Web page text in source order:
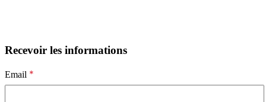
Recevoir les informations
Email *